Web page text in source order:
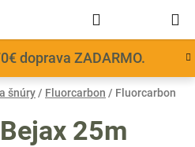
doprava ZADARMO.
KOŠÍK
šnúry / Fluorcarbon / Fluorcarbon
25m